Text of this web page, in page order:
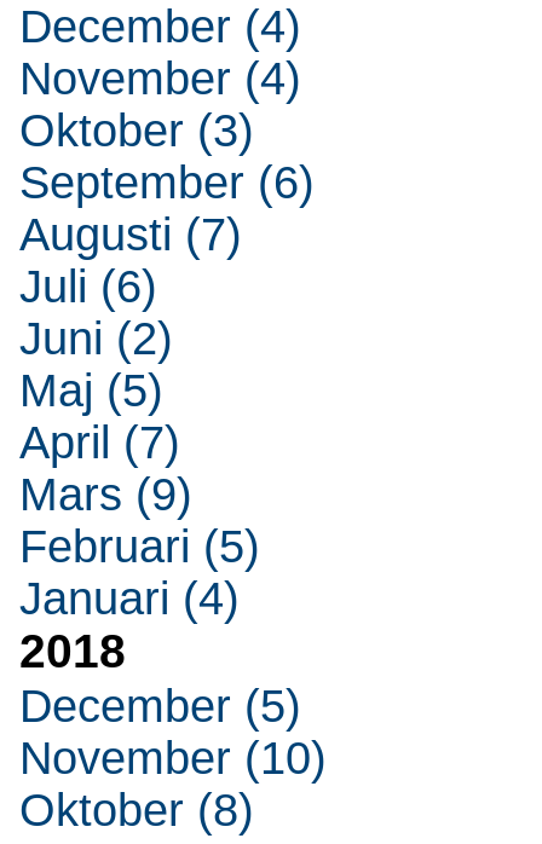
December (4)
November (4)
Oktober (3)
September (6)
Augusti (7)
Juli (6)
Juni (2)
Maj (5)
April (7)
Mars (9)
Februari (5)
Januari (4)
2018
December (5)
November (10)
Oktober (8)